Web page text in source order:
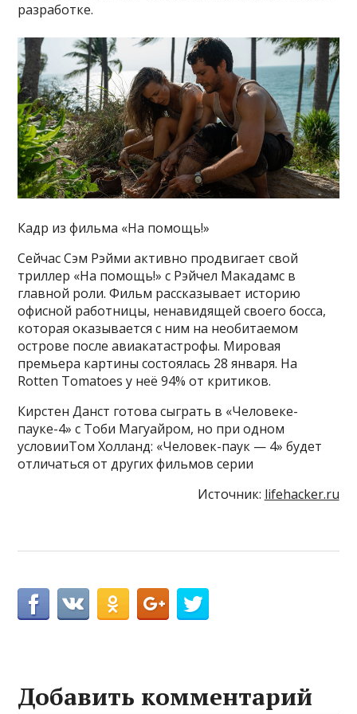
разработке.
Кадр из фильма «На помощь!»
Сейчас Сэм Рэйми активно продвигает свой
триллер «На помощь!» с Рэйчел Макадамс в
главной роли. Фильм рассказывает историю
офисной работницы, ненавидящей своего босса,
которая оказывается с ним на необитаемом
острове после авиакатастрофы. Мировая
премьера картины состоялась 28 января. На
Rotten Tomatoes у неё 94% от критиков.
Кирстен Данст готова сыграть в «Человеке-
пауке-4» с Тоби Магуайром, но при одном
условииТом Холланд: «Человек-паук — 4» будет
отличаться от других фильмов серии
Источник: lifehacker.ru
Добавить комментарий